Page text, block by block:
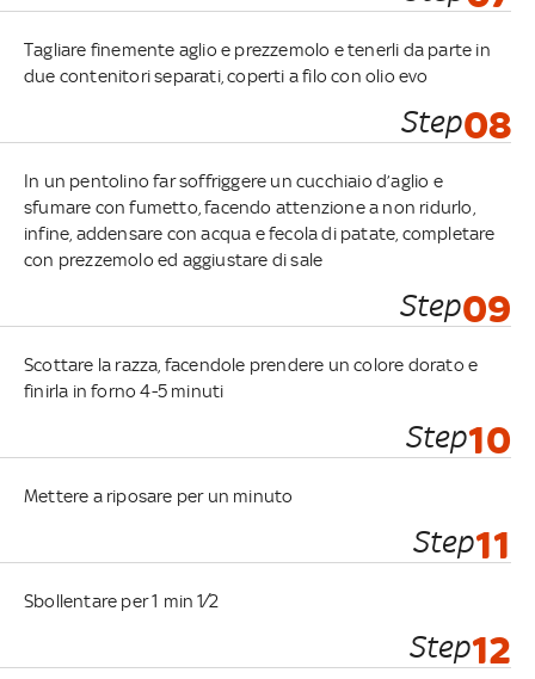
Tagliare finemente aglio e prezzemolo e tenerli da parte in
due contenitori separati, coperti a filo con olio evo
Step08
In un pentolino far soffriggere un cucchiaio d’aglio e
sfumare con fumetto, facendo attenzione a non ridurlo,
infine, addensare con acqua e fecola di patate, completare
con prezzemolo ed aggiustare di sale
Step09
Scottare la razza, facendole prendere un colore dorato e
finirla in forno 4-5 minuti
Step10
Mettere a riposare per un minuto
Step11
Sbollentare per 1 min 1⁄2
Step12